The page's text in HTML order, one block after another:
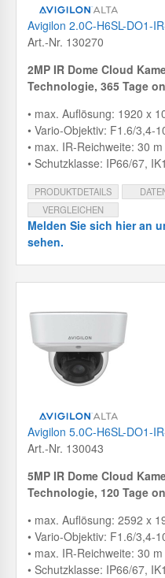
Avigilon 2.0C-H6SL-DO1-
Art.-Nr. 130270
2MP IR Dome Cloud
Technologie, 365 Tage
• max. Auflösung: 1920 x
• Vario-Objektiv: F1.6/3,4-
• max. IR-Reichweite: 30 m
• Schutzklasse: IP66/67,
PRODUKTDETAILS
VERGLEICHEN
Melden Sie sich hier an
sehen.
Avigilon 5.0C-H6SL-DO1-
Art.-Nr. 130043
5MP IR Dome Cloud
Technologie, 120 Tage
• max. Auflösung: 2592 x
• Vario-Objektiv: F1.6/3,4-
• max. IR-Reichweite: 30 m
• Schutzklasse: IP66/67,